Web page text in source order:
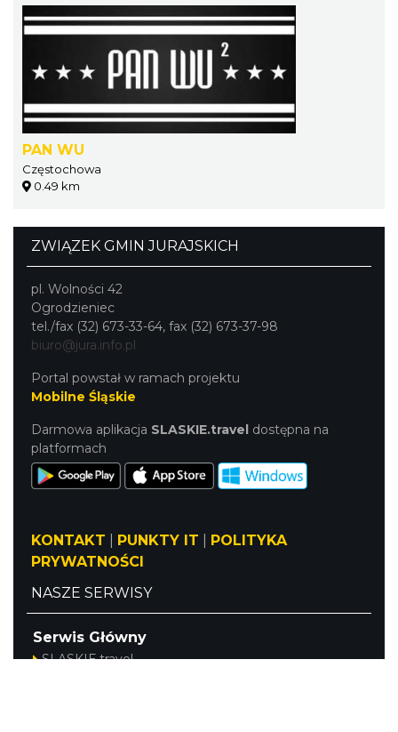
PAN WU
Częstochowa
0.49 km
ZWIĄZEK GMIN JURAJSKICH
pl. Wolności 42
Ogrodzieniec
tel./fax (32) 673-33-64, fax (32) 673-37-98
biuro@jura.info.pl
Portal powstał w ramach projektu
Mobilne Śląskie
Darmowa aplikacja SLASKIE.travel dostępna na
platformach
KONTAKT PUNKTY IT
POLITYKA
PRYWATNOŚCI
NASZE SERWISY
Serwis Główny
SLASKIE.travel